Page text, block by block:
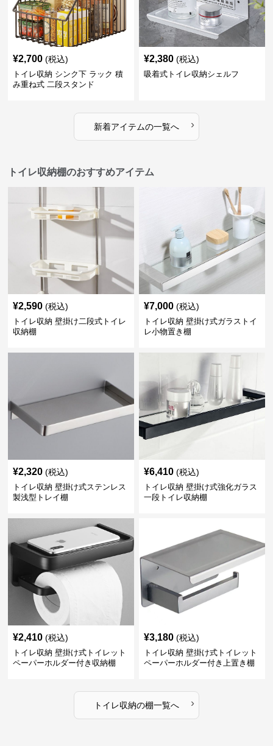
¥2,700 (税込)
トイレ収納 シンク下 ラック 積
み重ね式 二段スタンド
¥2,380 (税込)
吸着式トイレ収納シェルフ
新着アイテムの一覧へ ›
トイレ収納棚のおすすめアイテム
¥2,590 (税込)
トイレ収納 壁掛け二段式トイレ
収納棚
¥7,000 (税込)
トイレ収納 壁掛け式ガラストイ
レ小物置き棚
¥2,320 (税込)
トイレ収納 壁掛け式ステンレス
製浅型トレイ棚
¥6,410 (税込)
トイレ収納 壁掛け式強化ガラス
一段トイレ収納棚
¥2,410 (税込)
トイレ収納 壁掛け式トイレット
ペーパーホルダー付き収納棚
¥3,180 (税込)
トイレ収納 壁掛け式トイレット
ペーパーホルダー付き上置き棚
トイレ収納の棚一覧へ ›